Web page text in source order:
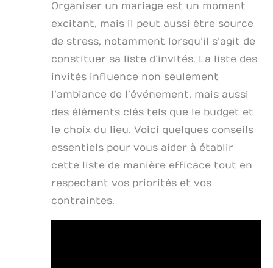
Organiser un mariage est un moment
excitant, mais il peut aussi être source
de stress, notamment lorsqu’il s’agit de
constituer sa liste d’invités. La liste des
invités influence non seulement
l’ambiance de l’événement, mais aussi
des éléments clés tels que le budget et
le choix du lieu. Voici quelques conseils
essentiels pour vous aider à établir
cette liste de manière efficace tout en
respectant vos priorités et vos
contraintes.